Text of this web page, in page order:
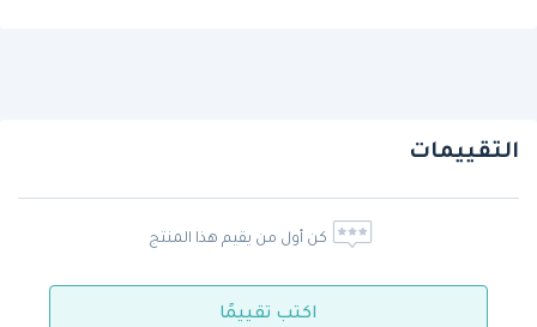
التقييمات
كن أول من يقيم هذا المنتج
اكتب تقييمًا